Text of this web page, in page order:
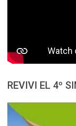
REVIVI EL 4º